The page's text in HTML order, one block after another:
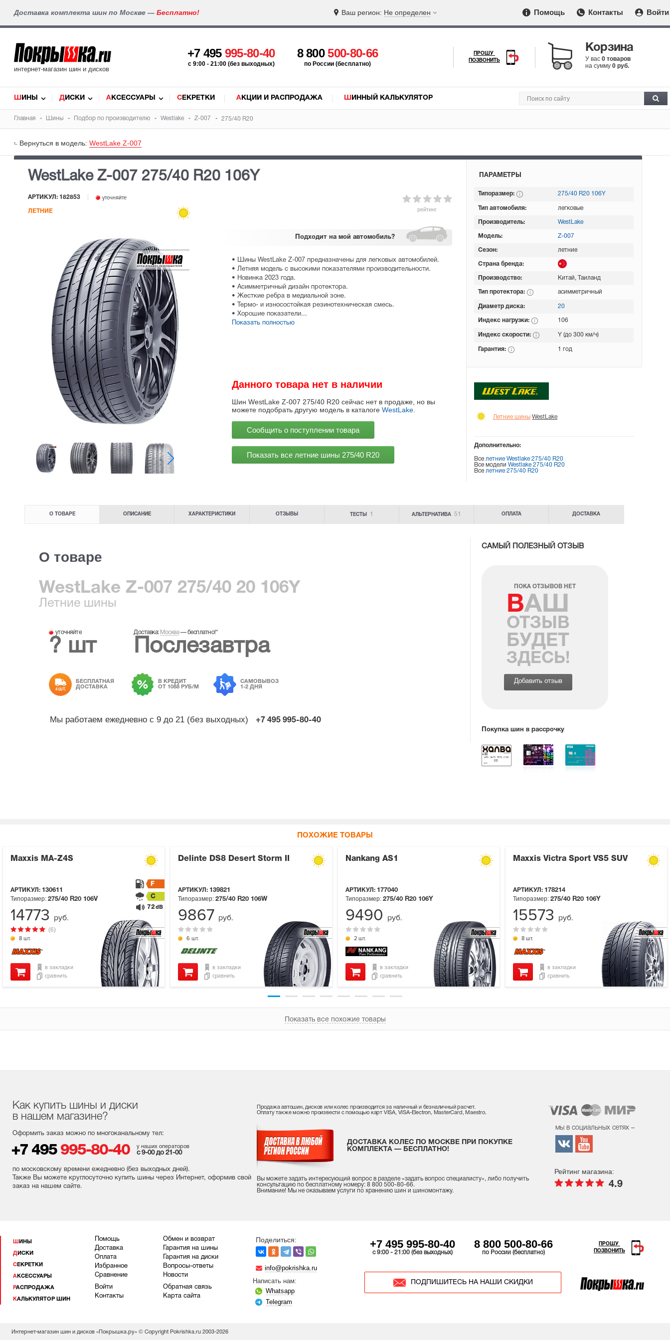
Доставка комплекта шин по Москве — Бесплатно! Ваш регион: Не определен Помощь Контакты Войти
интернет-магазин шин и дисков
+7 495 995-80-40
c 9:00 - 21:00 (без выходных)
8 800500-80-66
по России (бесплатно)
ПРОШУ
ПОЗВОНИТЬ
Корзина
У вас 0 товаров
на сумму 0 руб.
ШИНЫ ДИСКИ АКСЕССУАРЫ СЕКРЕТКИ АКЦИИ И РАСПРОДАЖА ШИННЫЙ КАЛЬКУЛЯТОР
Главная Шины Подбор по производителю Westlake Z-007 275/40 R20
Вернуться в модель: WestLake Z-007
WestLake Z-007 275/40 R20 106Y
рейтинг
АРТИКУЛ: 182853 уточняйте
ЛЕТНИЕ
Подходит на мой автомобиль?
• Шины WestLake Z-007 предназначены для легковых автомобилей.
• Летняя модель с высокими показателями производительности.
• Новинка 2023 года.
• Асимметричный дизайн протектора.
• Жесткие ребра в медиальной зоне.
• Термо- и износостойкая резинотехническая смесь.
• Хорошие показатели...
Показать полностью
Данного товара нет в наличии
Шин WestLake Z-007 275/40 R20 сейчас нет в продаже, но вы
можете подобрать другую модель в каталоге WestLake.
Сообщить о поступлении товара
Показать все летние шины 275/40 R20
ПАРАМЕТРЫ
Типоразмер: 275/40 R20 106Y
Тип автомобиля: легковые
Производитель: WestLake
Модель: Z-007
Сезон: летние
Страна бренда:
Производство: Китай, Таиланд
Тип протектора: асимметричный
Диаметр диска: 20
Индекс нагрузки: 106
Индекс скорости: Y (до 300 км/ч)
Гарантия: 1 год
Летние шины WestLake
Дополнительно:
Все летние Westlake 275/40 R20
Все моделиWestlake 275/40 R20
Все летние 275/40 R20
О ТОВАРЕ ОПИСАНИЕ ХАРАКТЕРИСТИКИ ОТЗЫВЫ ТЕСТЫ 1 АЛЬТЕРНАТИВА 51 ОПЛАТА ДОСТАВКА
О товаре
WestLake Z-007 275/40 20 106Y
Летние шины
уточняйте
? шт
Доставка: Москва—бесплатно!*
Послезавтра
4 ШТ.
БЕСПЛАТНАЯ
ДОСТАВКА
В КРЕДИТ
ОТ 1088 РУБ/М
САМОВЫВОЗ
1-2 ДНЯ
Мы работаем ежедневно с 9 до 21 (без выходных) +7 495 995-80-40
САМЫЙ ПОЛЕЗНЫЙ ОТЗЫВ
ПОКА ОТЗЫВОВ НЕТ
ВАШ
ОТЗЫВ
БУДЕТ
ЗДЕСЬ!
Добавить отзыв
Покупка шин в рассрочку
ПОХОЖИЕ ТОВАРЫ
Maxxis MA-Z4S
АРТИКУЛ: 130611
8 шт.
(6)
Типоразмер: 275/40 R20 106V
F
C
72 dB
в закладки
сравнить
14773 руб.
Delinte DS8 Desert Storm II
АРТИКУЛ: 139821
6 шт.
Типоразмер: 275/40 R20 106W
в закладки
сравнить
9867 руб.
Nankang AS1
АРТИКУЛ: 177040
2 шт.
Типоразмер: 275/40 R20 106Y
в закладки
сравнить
9490 руб.
Maxxis Victra Sport VS5 SUV
АРТИКУЛ: 178214
8 шт.
Типоразмер: 275/40 R20 106Y
в закладки
сравнить
15573 руб.
Показать все похожие товары
Как купить шины и диски
в нашем магазине?
Оформить заказ можно по многоканальному тел:
+7 495 995-80-40 у наших операторов
с 9-00 до 21-00
по московскому времени ежедневно (без выходных дней).
Также Вы можете круглосуточно купить шины через Интернет, оформив свой
заказ на нашем сайте.
Продажа автошин, дисков или колес производится за наличный и безналичный расчет.
Оплату также можно произвести с помощью карт VISA, VISA-Electron, MasterCard, Maestro.
ДОСТАВКА КОЛЕС ПО МОСКВЕ ПРИ ПОКУПКЕ
КОМПЛЕКТА — БЕСПЛАТНО!
Вы можете задать интересующий вопрос в разделе «задать вопрос специалисту», либо получить
консультацию по бесплатному номеру: 8 800 500-80-66.
Внимание! Мы не оказываем услуги по хранению шин и шиномонтажу.
мы в социальных сетях –
Рейтинг магазина:
4.9
ШИНЫ
ДИСКИ
СЕКРЕТКИ
АКСЕССУАРЫ
РАСПРОДАЖА
КАЛЬКУЛЯТОР ШИН
Помощь
Доставка
Оплата
Избранное
Сравнение
Войти
Контакты
Обмен и возврат
Гарантия на шины
Гарантия на диски
Вопросы-ответы
Новости
Обратная связь
Карта сайта
Поделиться:
info@pokrishka.ru
Написать нам:
Whatsapp
Telegram
+7 495 995-80-40
c 9:00 - 21:00 (без выходных)
8 800 500-80-66
по России (бесплатно)
ПОДПИШИТЕСЬ НА НАШИ СКИДКИ
ПРОШУ
ПОЗВОНИТЬ
Интернет-магазин шин и дисков «Покрышка.ру» © Copyright Pokrishka.ru 2003-2026